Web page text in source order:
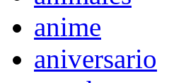
anime
aniversario